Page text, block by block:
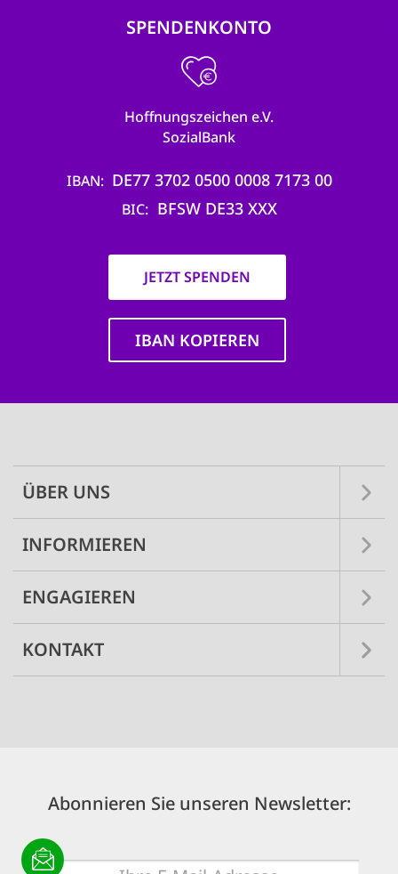
SPENDENKONTO
Hoffnungszeichen e.V.
SozialBank
IBAN DE77 3702 0500 0008 7173 00
BIC BFSW DE33 XXX
JETZT SPENDEN
IBAN KOPIEREN
ÜBER UNS
INFORMIEREN
ENGAGIEREN
KONTAKT
Abonnieren Sie unseren Newsletter:
E-